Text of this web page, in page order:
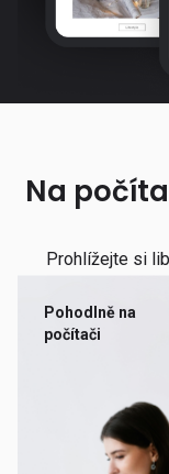
Na
Prohlížejte si
Pohodlně na
počítači